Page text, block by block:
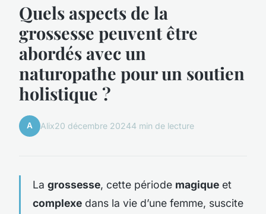
Quels aspects de la
grossesse peuvent être
abordés avec un
naturopathe pour un soutien
holistique ?
A Alix20 décembre 20244 min de lecture
La grossesse, cette période magique et
complexe dans la vie d’une femme, suscite